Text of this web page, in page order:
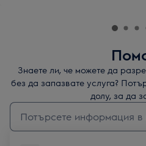
Знаете ли, че можете да
без да запазвате услуга?
долу, за да
Въведете текст за да потърсите